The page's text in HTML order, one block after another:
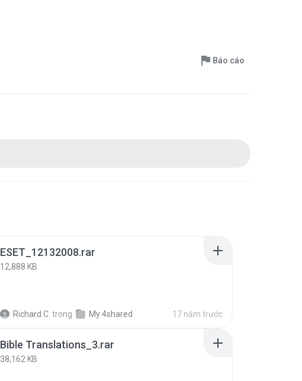
Báo cáo
ESET_12132008.rar
12,888 KB
Richard C. trong My 4shared 17 năm trước
Bible Translations_3.rar
38,162 KB